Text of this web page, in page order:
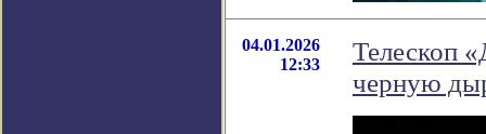
04.01.2026
12:33
Телескоп
черную